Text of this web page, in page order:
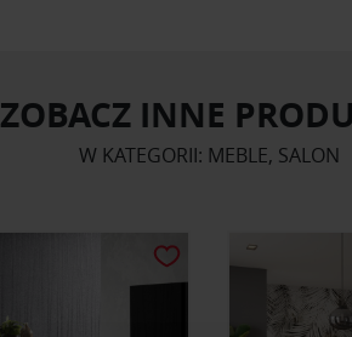
ZOBACZ INNE
W KATEGORII: MEBLE, SALON